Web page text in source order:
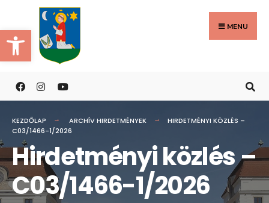
Eszköztár megnyitása
to
content
MENU
KEZDŐLAP ARCHÍV HIRDETMÉNYEK
HIRDETMÉNYI KÖZLÉS –
C03/1466-1/2026
Hirdetményi közlés –
C03/1466-1/2026
Search